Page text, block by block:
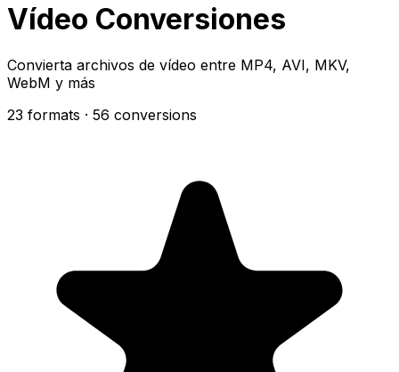
Vídeo Conversiones
Convierta archivos de vídeo entre MP4, AVI, MKV,
WebM y más
23 formats · 56 conversions